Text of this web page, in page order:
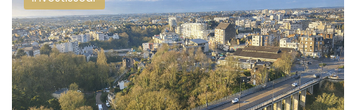
intéresser